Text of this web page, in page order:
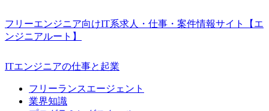
フリーエンジニア向けIT系求人・仕事・案件情報サイト【エ
ンジニアルート】
ITエンジニアの仕事と起業
フリーランスエージェント
業界知識